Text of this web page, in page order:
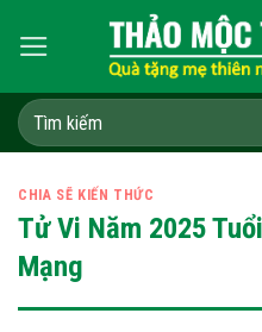
Tìm
kiếm:
CHIA SẼ KIẾN THỨC
Tử Vi Năm 2025
Mạng